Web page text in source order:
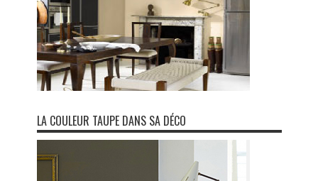
LA COULEUR TAUPE DANS SA DÉCO